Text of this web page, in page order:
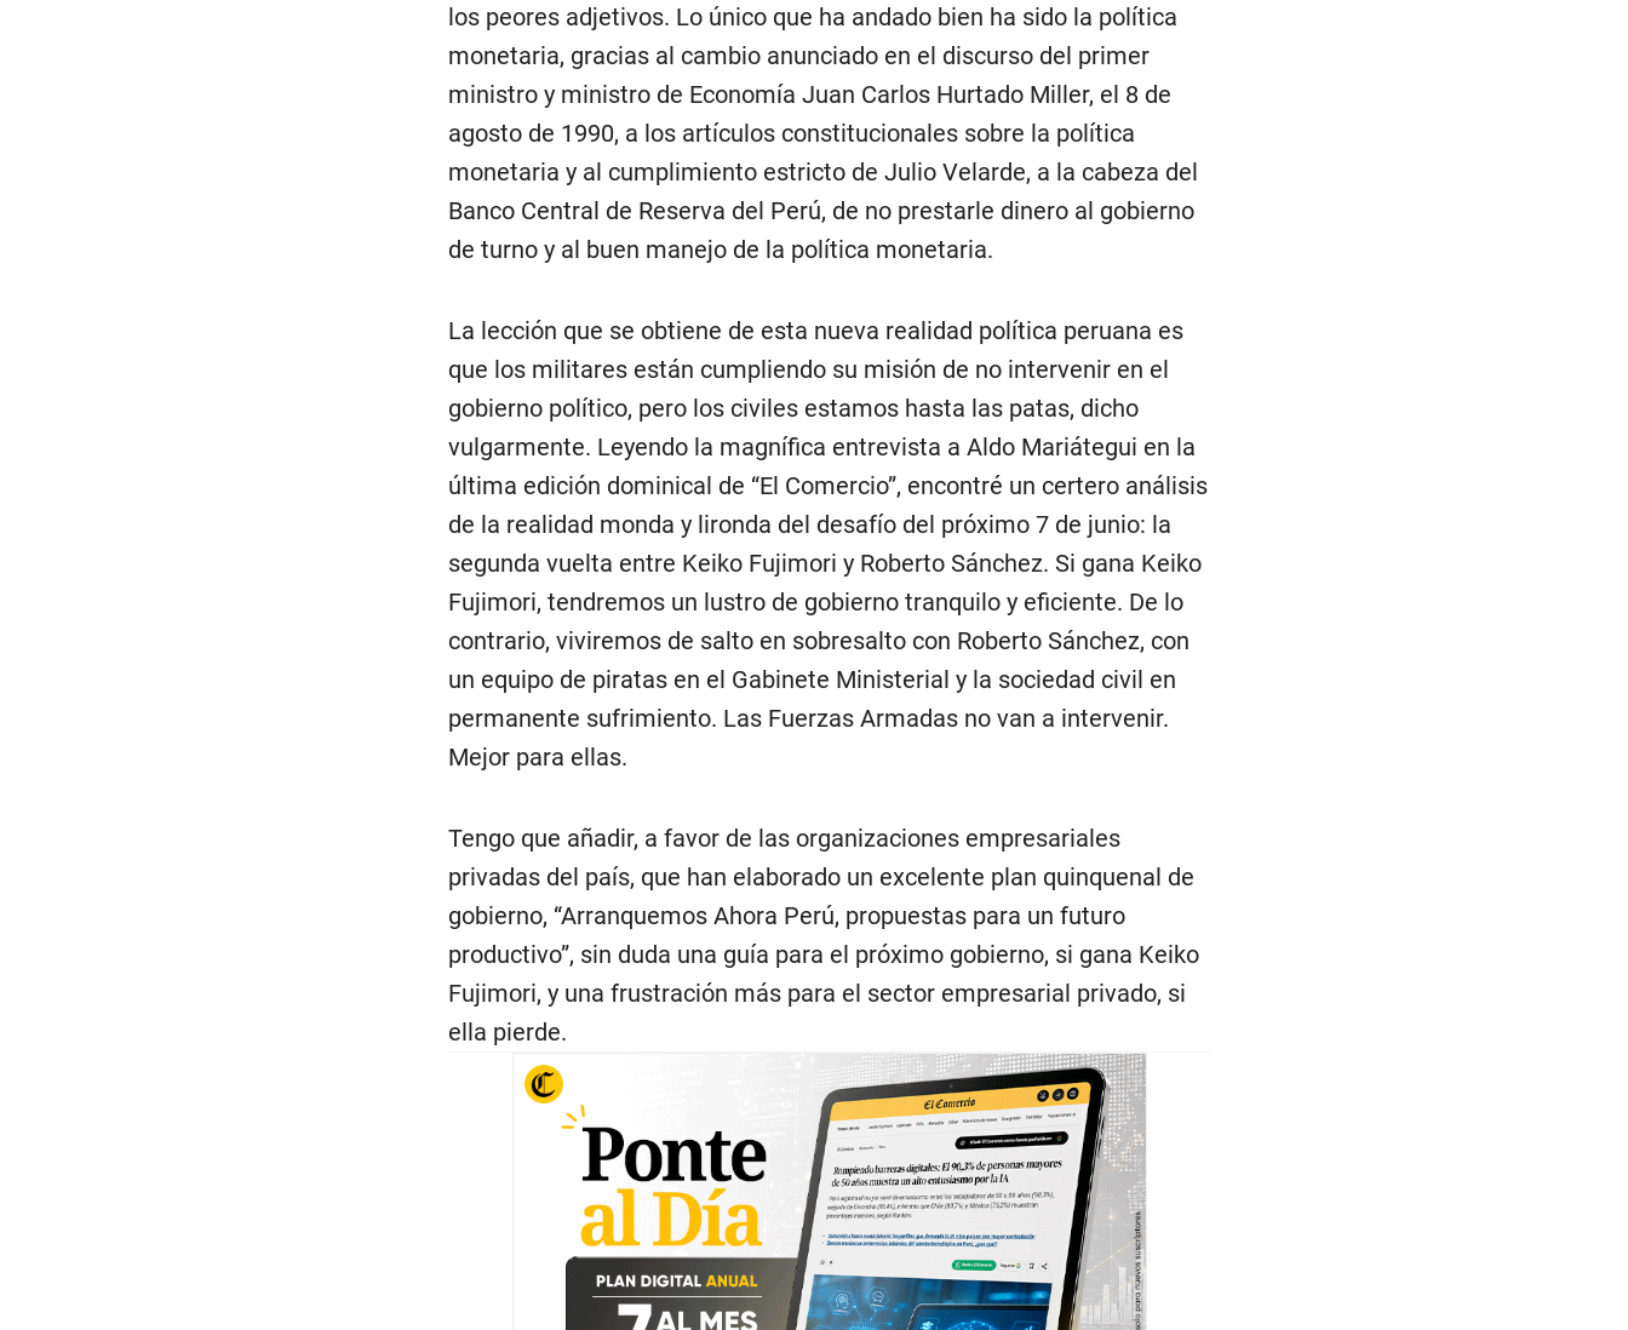
los peores adjetivos. Lo único que ha andado bien ha sido la política
monetaria, gracias al cambio anunciado en el discurso del primer
ministro y ministro de Economía Juan Carlos Hurtado Miller, el 8 de
agosto de 1990, a los artículos constitucionales sobre la política
monetaria y al cumplimiento estricto de Julio Velarde, a la cabeza del
Banco Central de Reserva del Perú, de no prestarle dinero al gobierno
de turno y al buen manejo de la política monetaria.
La lección que se obtiene de esta nueva realidad política peruana es
que los militares están cumpliendo su misión de no intervenir en el
gobierno político, pero los civiles estamos hasta las patas, dicho
vulgarmente. Leyendo la magnífica entrevista a Aldo Mariátegui en la
última edición dominical de “El Comercio”, encontré un certero análisis
de la realidad monda y lironda del desafío del próximo 7 de junio: la
segunda vuelta entre Keiko Fujimori y Roberto Sánchez. Si gana Keiko
Fujimori, tendremos un lustro de gobierno tranquilo y eficiente. De lo
contrario, viviremos de salto en sobresalto con Roberto Sánchez, con
un equipo de piratas en el Gabinete Ministerial y la sociedad civil en
permanente sufrimiento. Las Fuerzas Armadas no van a intervenir.
Mejor para ellas.
Tengo que añadir, a favor de las organizaciones empresariales
privadas del país, que han elaborado un excelente plan quinquenal de
gobierno, “Arranquemos Ahora Perú, propuestas para un futuro
productivo”, sin duda una guía para el próximo gobierno, si gana Keiko
Fujimori, y una frustración más para el sector empresarial privado, si
ella pierde.